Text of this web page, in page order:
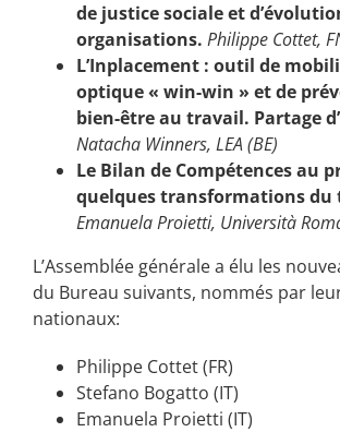
de justice sociale et
organisations. Philippe Cottet,
L’Inplacement : outil de
optique« win-win » et de
bien-être au travail. Partage
Natacha Winners, LEA (BE)
Le Bilan de Compétences au
quelques transformations du
Emanuela Proietti, Università
L’Assemblée générale a élu les
du Bureau suivants, nommés par
nationaux:
Philippe Cottet (FR)
Stefano Bogatto (IT)
Emanuela Proietti (IT)